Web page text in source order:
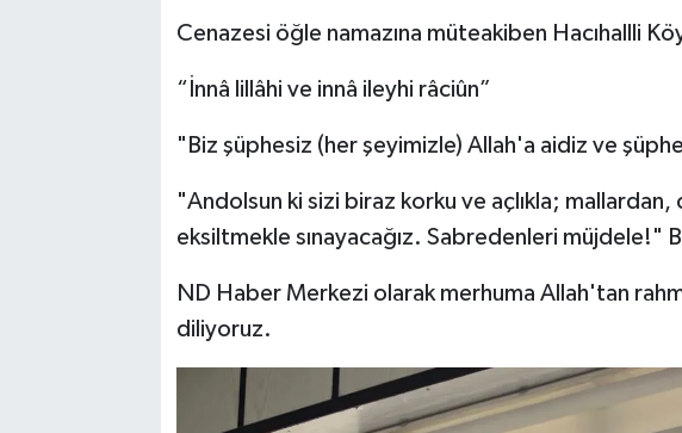
Cenazesi öğle namazına müteakiben Hacıhallli
“İnnâ lillâhi ve innâ ileyhi râciûn”
"Biz şüphesiz (her şeyimizle) Allah'a aidiz ve
"Andolsun ki sizi biraz korku ve açlıkla;
eksiltmekle sınayacağız. Sabredenleri müjdele!"
ND Haber Merkezi olarak merhuma Allah'tan
diliyoruz.